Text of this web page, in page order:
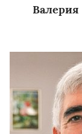
Валерия